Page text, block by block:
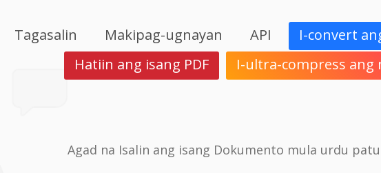
Tagasalin Makipag-ugnayan API I-convert
Hatiin ang isang PDF
I-ultra-compress ang
Agad na Isalin ang isang Dokumento mula urdu